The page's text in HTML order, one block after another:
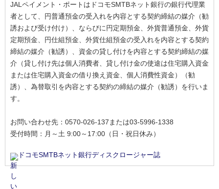
JALペイメント・ポートはドコモSMTBネット銀行の銀行代理業
者として、円普通預金の受入れを内容とする契約締結の媒介（勧
誘および受け付け）、ならびに円定期預金、外貨普通預金、外貨
定期預金、円仕組預金、外貨仕組預金の受入れを内容とする契約
締結の媒介（勧誘）、資金の貸し付けを内容とする契約締結の媒
介（貸し付け先は個人消費者、貸し付け金の使途は住宅購入資金
または住宅購入資金の借り換え資金、個人消費性資金）（勧
誘）、為替取引を内容とする契約の締結の媒介（勧誘）を行いま
す。
お問い合わせ先：0570-026-137または03-5996-1338
受付時間：月～土 9:00～17:00（日・祝日休み）
ドコモSMTBネット銀行ディスクロージャー誌